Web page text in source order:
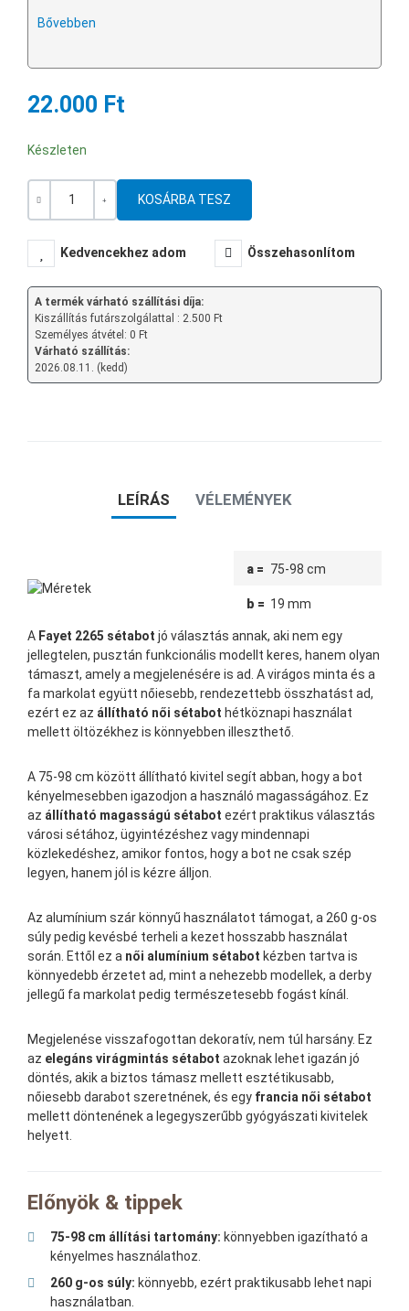
Bővebben
22.000 Ft
Készleten
Mennyiség
Kedvencekhez adom Összehasonlítom
A termék várható szállítási díja:
Kiszállítás futárszolgálattal : 2.500 Ft
Személyes átvétel: 0 Ft
Várható szállítás:
2026.08.11. (kedd)
LEÍRÁS VÉLEMÉNYEK
a = 75-98 cm
b = 19 mm
A Fayet 2265 sétabot jó választás annak, aki nem egy
jellegtelen, pusztán funkcionális modellt keres, hanem olyan
támaszt, amely a megjelenésére is ad. A virágos minta és a
fa markolat együtt nőiesebb, rendezettebb összhatást ad,
ezért ez az állítható női sétabot hétköznapi használat
mellett öltözékhez is könnyebben illeszthető.
A 75-98 cm között állítható kivitel segít abban, hogy a bot
kényelmesebben igazodjon a használó magasságához. Ez
az állítható magasságú sétabot ezért praktikus választás
városi sétához, ügyintézéshez vagy mindennapi
közlekedéshez, amikor fontos, hogy a bot ne csak szép
legyen, hanem jól is kézre álljon.
Az alumínium szár könnyű használatot támogat, a 260 g-os
súly pedig kevésbé terheli a kezet hosszabb használat
során. Ettől ez a női alumínium sétabot kézben tartva is
könnyedebb érzetet ad, mint a nehezebb modellek, a derby
jellegű fa markolat pedig természetesebb fogást kínál.
Megjelenése visszafogottan dekoratív, nem túl harsány. Ez
az elegáns virágmintás sétabot azoknak lehet igazán jó
döntés, akik a biztos támasz mellett esztétikusabb,
nőiesebb darabot szeretnének, és egy francia női sétabot
mellett döntenének a legegyszerűbb gyógyászati kivitelek
helyett.
Előnyök & tippek
75-98 cm állítási tartomány: könnyebben igazítható a
kényelmes használathoz.
260 g-os súly: könnyebb, ezért praktikusabb lehet napi
használatban.